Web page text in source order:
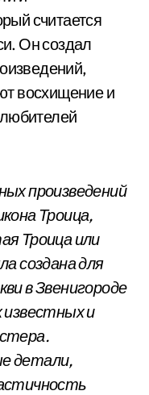
считается
Он создал
восхищение и
любителей
произведений
Троица,
Троица или
создана для
в Звенигороде
известных и
детали,